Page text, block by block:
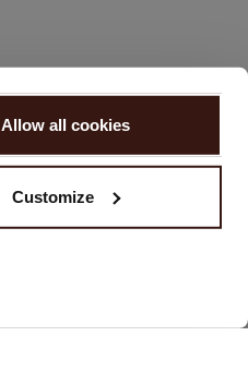
Allow all cookies
Customize